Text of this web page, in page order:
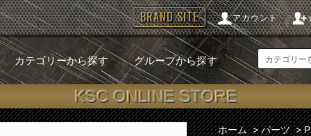
アカウント
BRAND SITE
カテゴリーから探す グループから探す
KSC ONLINE STORE
ホーム >パーツ >